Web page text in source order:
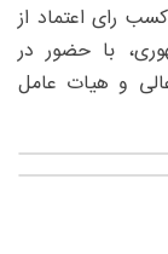
رای اعتماد از
با حضور در
و هیات عامل